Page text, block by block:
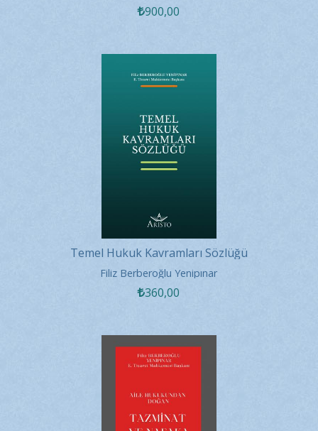
900,00
Temel Hukuk Kavramları Sözlüğü
Filiz Berberoğlu Yenipınar
360,00